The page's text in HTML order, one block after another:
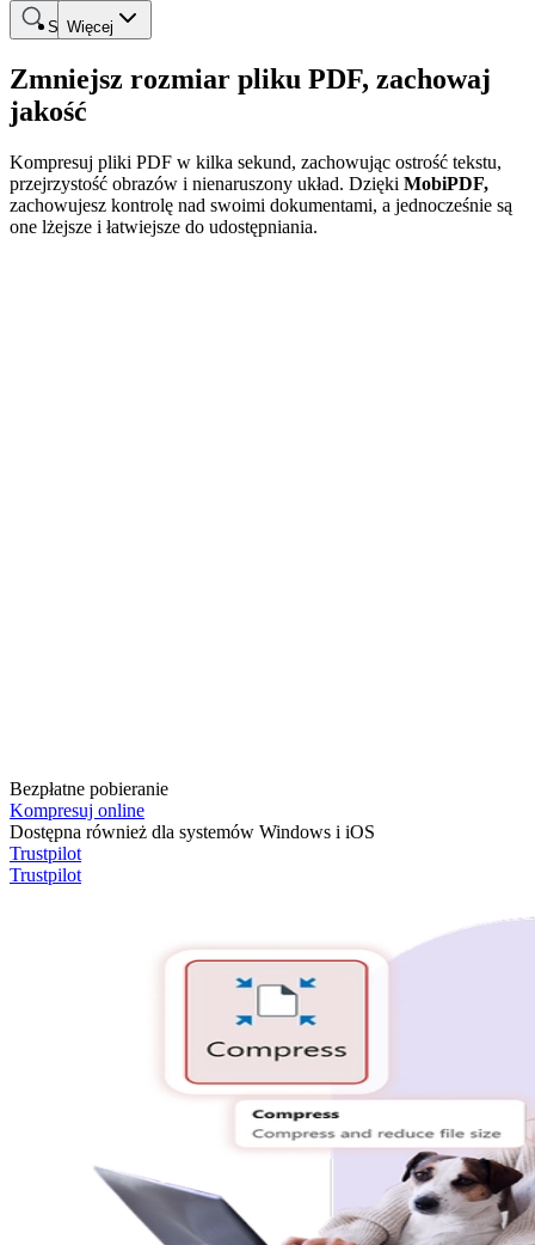
Więcej
Szukaj
Zmniejsz rozmiar pliku PDF, zachowaj
jakość
Kompresuj pliki PDF w kilka sekund, zachowując ostrość tekstu,
przejrzystość obrazów i nienaruszony układ. Dzięki MobiPDF,
zachowujesz kontrolę nad swoimi dokumentami, a jednocześnie są
one lżejsze i łatwiejsze do udostępniania.
Bezpłatne pobieranie
Kompresuj online
Dostępna również dla systemów Windows i iOS
Trustpilot
Trustpilot